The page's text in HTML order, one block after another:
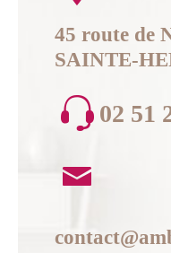
45 route de
SAINTE-
02 51